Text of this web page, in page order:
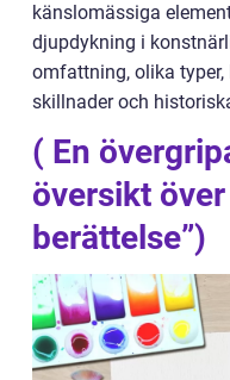
känslomässiga
djupdykning i
omfattning, olika
skillnader och
( En
översikt
berättelse”)